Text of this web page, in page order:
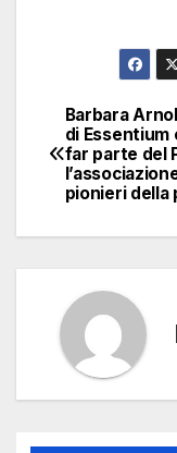
articoli
Barbara
di Essentium
far parte del
pionieri della